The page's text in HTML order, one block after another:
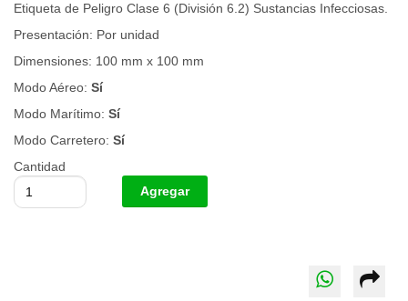
Etiqueta de Peligro Clase 6 (División 6.2) Sustancias Infecciosas.
Presentación: Por unidad
Dimensiones: 100 mm x 100 mm
Modo Aéreo: Sí
Modo Marítimo: Sí
Modo Carretero: Sí
Cantidad